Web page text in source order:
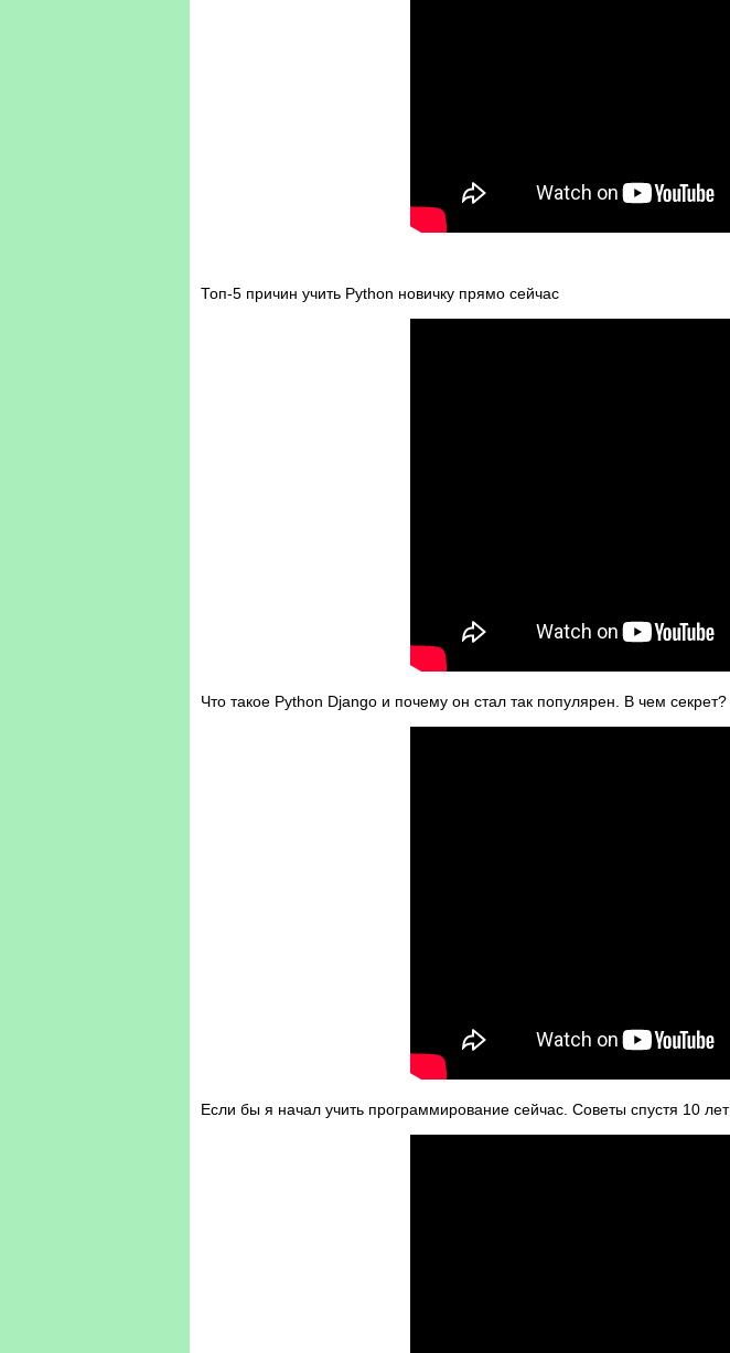
Топ-5 причин учить Python новичку прямо сейчас
Что такое Python Django и почему он стал так популярен. В чем секрет?
Если бы я начал учить программирование сейчас. Советы спустя 10 лет